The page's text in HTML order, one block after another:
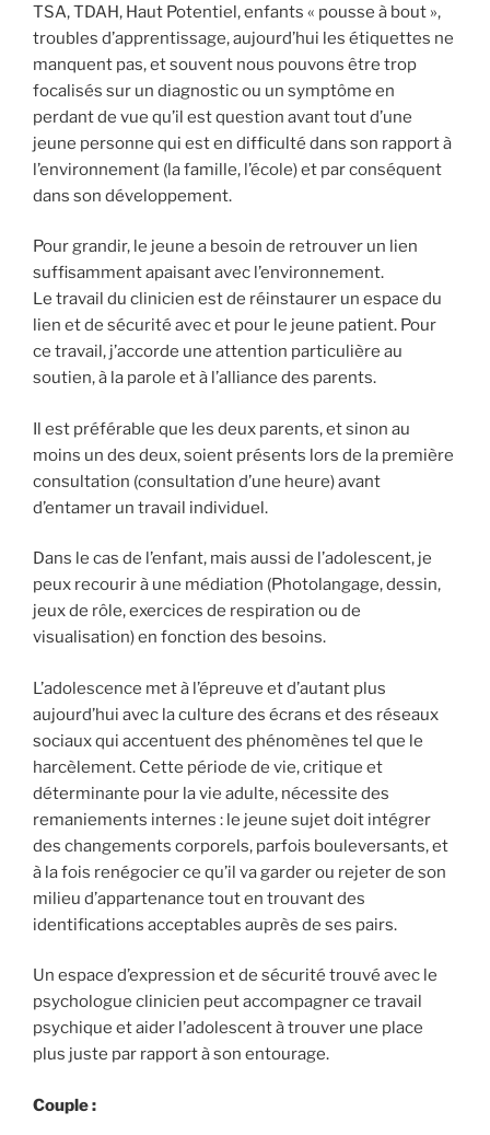
TSA, TDAH, Haut Potentiel, enfants « pousse à bout »,
troubles d’apprentissage, aujourd’hui les étiquettes ne
manquent pas, et souvent nous pouvons être trop
focalisés sur un diagnostic ou un symptôme en
perdant de vue qu’il est question avant tout d’une
jeune personne qui est en difficulté dans son rapport à
l’environnement (la famille, l’école) et par conséquent
dans son développement.
Pour grandir, le jeune a besoin de retrouver un lien
suffisamment apaisant avec l’environnement.
Le travail du clinicien est de réinstaurer un espace du
lien et de sécurité avec et pour le jeune patient. Pour
ce travail, j’accorde une attention particulière au
soutien, à la parole et à l’alliance des parents.
Il est préférable que les deux parents, et sinon au
moins un des deux, soient présents lors de la première
consultation (consultation d’une heure) avant
d’entamer un travail individuel.
Dans le cas de l’enfant, mais aussi de l’adolescent, je
peux recourir à une médiation (Photolangage, dessin,
jeux de rôle, exercices de respiration ou de
visualisation) en fonction des besoins.
L’adolescence met à l’épreuve et d’autant plus
aujourd’hui avec la culture des écrans et des réseaux
sociaux qui accentuent des phénomènes tel que le
harcèlement. Cette période de vie, critique et
déterminante pour la vie adulte, nécessite des
remaniements internes : le jeune sujet doit intégrer
des changements corporels, parfois bouleversants, et
à la fois renégocier ce qu’il va garder ou rejeter de son
milieu d’appartenance tout en trouvant des
identifications acceptables auprès de ses pairs.
Un espace d’expression et de sécurité trouvé avec le
psychologue clinicien peut accompagner ce travail
psychique et aider l’adolescent à trouver une place
plus juste par rapport à son entourage.
Couple :